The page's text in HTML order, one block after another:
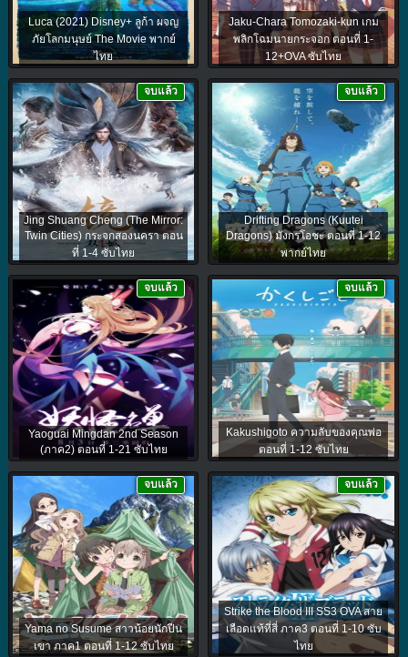
Luca (2021) Disney+ ลูก้า ผจญ
ภัยโลกมนุษย์ The Movie พากย์
ไทย
Jaku-Chara Tomozaki-kun เกม
พลิกโฉมนายกระจอก ตอนที่ 1-
12+OVA ซับไทย
Jing Shuang Cheng (The Mirror:
Twin Cities) กระจกสองนครา ตอน
ที่ 1-4 ซับไทย
จบแล้ว
Drifting Dragons (Kuutei
Dragons) มังกรโอชะ ตอนที่ 1-12
พากย์ไทย
จบแล้ว
Yaoguai Mingdan 2nd Season
(ภาค2) ตอนที่ 1-21 ซับไทย
จบแล้ว
Kakushigoto ความลับของคุณพ่อ
ตอนที่ 1-12 ซับไทย
จบแล้ว
Yama no Susume สาวน้อยนักปีน
เขา ภาค1 ตอนที่ 1-12 ซับไทย
จบแล้ว
Strike the Blood III SS3 OVA สาย
เลือดแท้ที่สี่ ภาค3 ตอนที่ 1-10 ซับ
ไทย
จบแล้ว